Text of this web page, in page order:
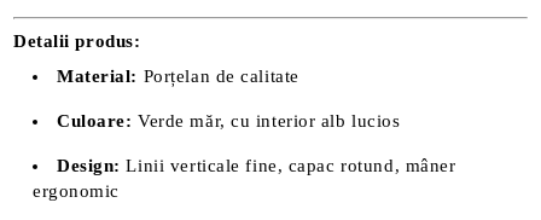
Detalii produs:
Material: Porțelan de calitate
Culoare: Verde măr, cu interior alb lucios
Design: Linii verticale fine, capac rotund, mâner
ergonomic